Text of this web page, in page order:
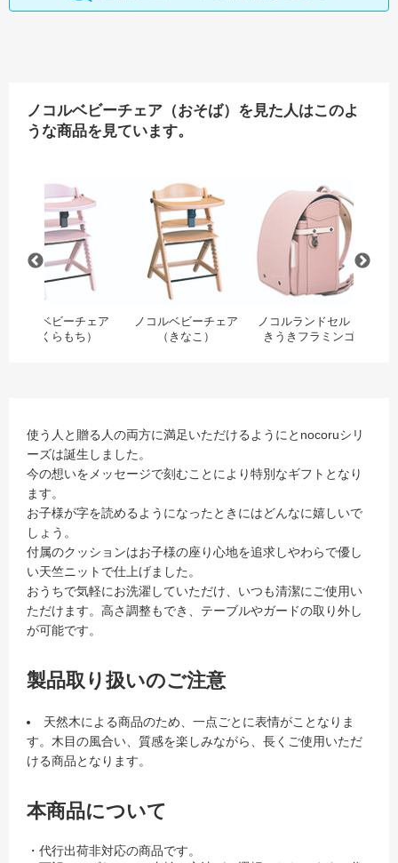
ノコルベビーチェア（おそば）を見た人はこのよ
うな商品を見ています。
んイルカ）
コルランドセル（こつこつワニ）
ノコルベビーチェア
（さくらもち）
ノコルベビーチェア（さくらもち）
ノコルベビーチェア
（きなこ）
ノコルベビーチェア（き
ノコルランドセル（う
きうきフラミンゴ）
使う人と贈る人の両方に満足いただけるようにとnocoruシリ
ーズは誕生しました。
今の想いをメッセージで刻むことにより特別なギフトとなり
ます。
お子様が字を読めるようになったときにはどんなに嬉しいで
しょう。
付属のクッションはお子様の座り心地を追求しやわらで優し
い天竺ニットで仕上げました。
おうちで気軽にお洗濯していただけ、いつも清潔にご使用い
ただけます。高さ調整もでき、テーブルやガードの取り外し
が可能です。
製品取り扱いのご注意
天然木による商品のため、一点ごとに表情がことなりま
す。木目の風合い、質感を楽しみながら、長くご使用いただ
ける商品となります。
本商品について
・代行出荷非対応の商品です。